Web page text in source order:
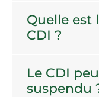
Quelle est
CDI ?
Le CDI
suspendu